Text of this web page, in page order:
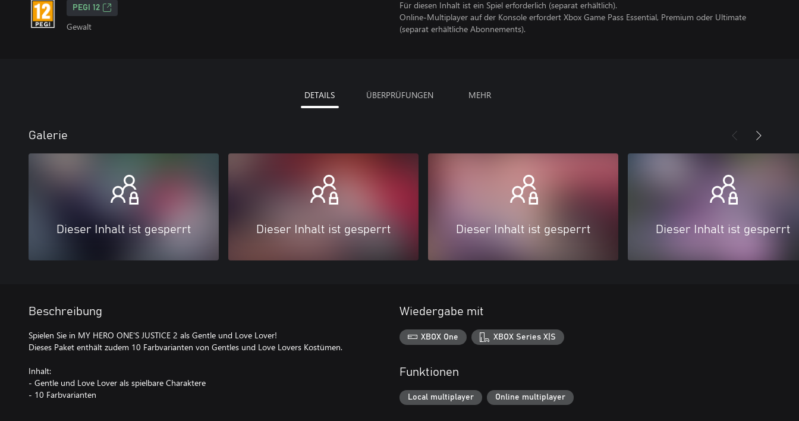
PEGI 12
Gewalt
Für diesen Inhalt ist ein Spiel erforderlich (separat erhältlich).
Online-Multiplayer auf der Konsole erfordert Xbox Game Pass Essential, Premium oder Ultimate
(separat erhältliche Abonnements).
DETAILS ÜBERPRÜFUNGEN MEHR
Galerie
Dieser Inhalt ist gesperrt Dieser Inhalt ist gesperrt Dieser Inhalt ist gesperrt Dieser Inhalt ist gesperrt
Beschreibung
Spielen Sie in MY HERO ONE'S JUSTICE 2 als Gentle und Love Lover!
Dieses Paket enthält zudem 10 Farbvarianten von Gentles und Love Lovers Kostümen.
Inhalt:
- Gentle und Love Lover als spielbare Charaktere
- 10 Farbvarianten
Wiedergabe mit
XBOX One XBOX Series X|S
Funktionen
Local multiplayer Online multiplayer